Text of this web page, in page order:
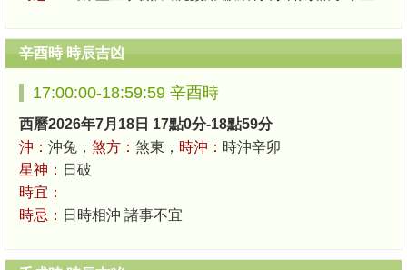
辛酉時 時辰吉凶
17:00:00-18:59:59 辛酉時
西曆2026年7月18日 17點0分-18點59分
沖： 沖兔， 煞方： 煞東， 時沖： 時沖辛卯
星神： 日破
時宜：
時忌： 日時相沖 諸事不宜